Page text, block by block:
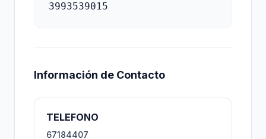
3993539015
Información de Contacto
TELEFONO
67184407